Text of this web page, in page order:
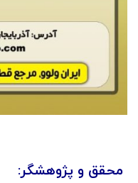
محقق و پژوهشگر: